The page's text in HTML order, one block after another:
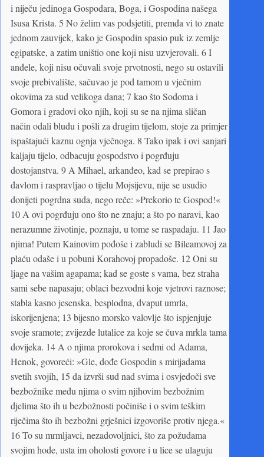
i niječu jedinoga Gospodara, Boga, i Gospodina našega
Isusa Krista. 5 No želim vas podsjetiti, premda vi to znate
jednom zauvijek, kako je Gospodin spasio puk iz zemlje
egipatske, a zatim uništio one koji nisu uzvjerovali. 6 I
anđele, koji nisu očuvali svoje prvotnosti, nego su ostavili
svoje prebivalište, sačuvao je pod tamom u vječnim
okovima za sud velikoga dana; 7 kao što Sodoma i
Gomora i gradovi oko njih, koji su se na njima sličan
način odali bludu i pošli za drugim tijelom, stoje za primjer
ispaštajući kaznu ognja vječnoga. 8 Tako ipak i ovi sanjari
kaljaju tijelo, odbacuju gospodstvo i pogrđuju
dostojanstva. 9 A Mihael, arkanđeo, kad se prepirao s
đavlom i raspravljao o tijelu Mojsijevu, nije se usudio
donijeti pogrdna suda, nego reče: »Prekorio te Gospod!«
10 A ovi pogrđuju ono što ne znaju; a što po naravi, kao
nerazumne životinje, poznaju, u tome se raspadaju. 11 Jao
njima! Putem Kainovim pođoše i zabludi se Bileamovoj za
plaću odaše i u pobuni Korahovoj propadoše. 12 Oni su
ljage na vašim agapama; kad se goste s vama, bez straha
sami sebe napasaju; oblaci bezvodni koje vjetrovi raznose;
stabla kasno jesenska, besplodna, dvaput umrla,
iskorijenjena; 13 bijesno morsko valovlje što ispjenjuje
svoje sramote; zvijezde lutalice za koje se čuva mrkla tama
dovijeka. 14 A o njima prorokova i sedmi od Adama,
Henok, govoreći: »Gle, dođe Gospodin s mirijadama
svetih svojih, 15 da izvrši sud nad svima i osvjedoči sve
bezbožnike među njima o svim njihovim bezbožnim
djelima što ih u bezbožnosti počiniše i o svim teškim
riječima što ih bezbožni grješnici izgovoriše protiv njega.«
16 To su mrmljavci, nezadovoljnici, što za požudama
svojim hode, usta im oholosti govore i u lice se ulaguju